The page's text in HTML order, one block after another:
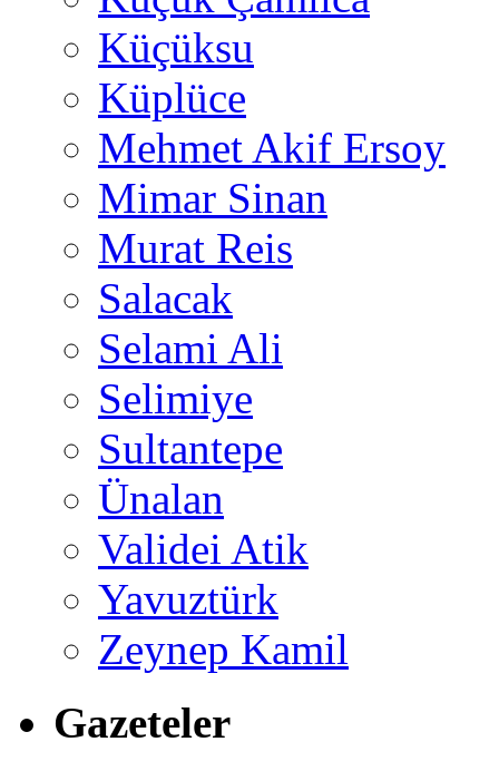
Küçüksu
Küplüce
Mehmet Akif Ersoy
Mimar Sinan
Murat Reis
Salacak
Selami Ali
Selimiye
Sultantepe
Ünalan
Validei Atik
Yavuztürk
Zeynep Kamil
Gazeteler